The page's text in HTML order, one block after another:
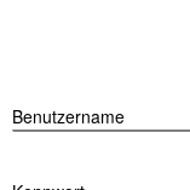
Benutzername